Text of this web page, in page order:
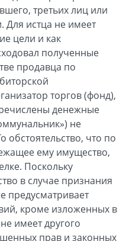
третьих лиц или
истца не имеет
цели и как
полученные
продавца по
торгов (фонд),
денежные
не
обстоятельство, что по
ему имущество,
Поскольку
в случае признания
предусматривает
кроме изложенных в
имеет другого
прав и законных